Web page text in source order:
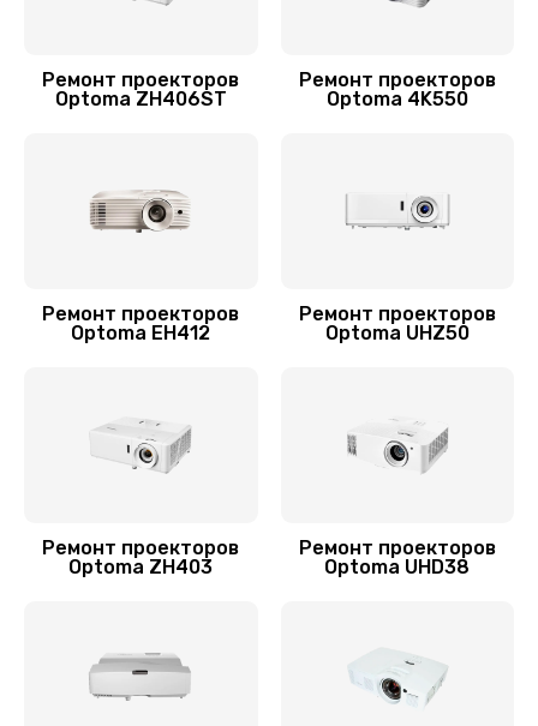
Ремонт проекторов
Optoma ZH406ST
Ремонт проекторов
Optoma 4K550
Ремонт проекторов
Optoma EH412
Ремонт проекторов
Optoma UHZ50
Ремонт проекторов
Optoma ZH403
Ремонт проекторов
Optoma UHD38